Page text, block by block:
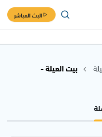
البث المباشر
بيت العيلة -